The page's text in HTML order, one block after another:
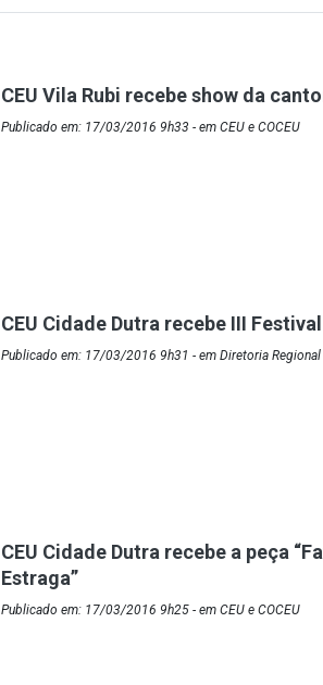
CEU Vila Rubi recebe show da
Publicado em: 17/03/2016 9h33 - em CEU e COCEU
CEU Cidade Dutra recebe III
Publicado em: 17/03/2016 9h31 - em Diretoria
CEU Cidade Dutra recebe a peça
Estraga”
Publicado em: 17/03/2016 9h25 - em CEU e COCEU